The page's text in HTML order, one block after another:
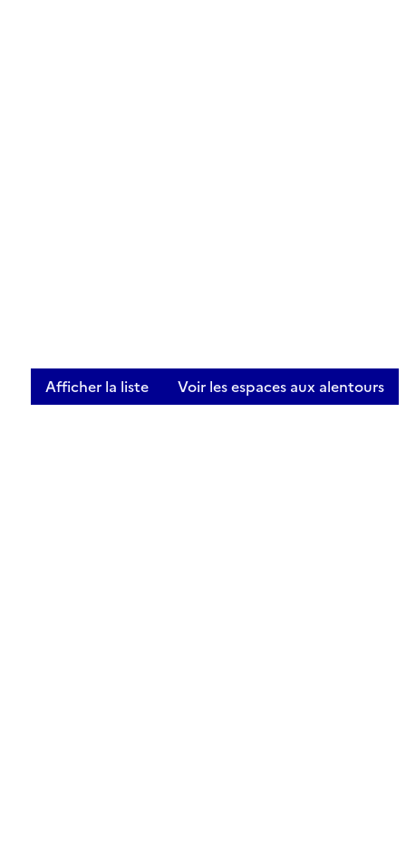
Afficher la liste Voir les espaces aux alentours